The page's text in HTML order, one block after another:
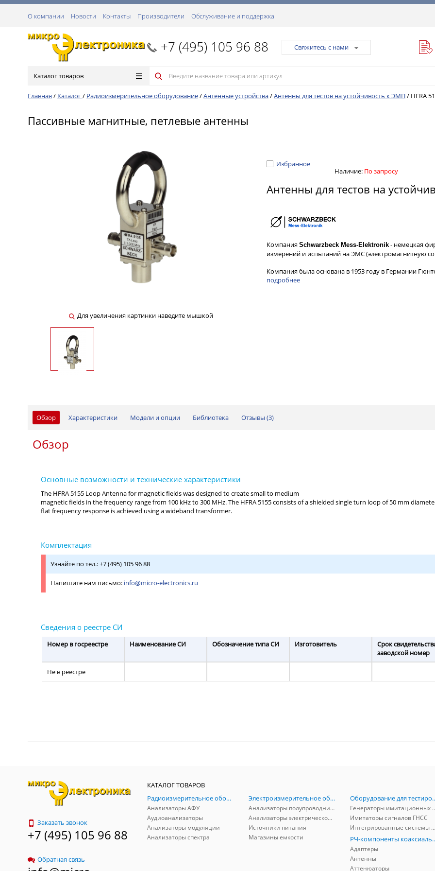
О компании Новости Контакты Производители Обслуживание и поддержка
+7 (495) 105 96 88 Свяжитесь с нами
Каталог товаров
Главная / Каталог/ Радиоизмерительное оборудование/Антенные устройства/Антенны для тестов на устойчивость к ЭМП/ HFRA
Пассивные магнитные, петлевые антенны
Для увеличения картинки наведите мышкой
Избранное
Наличие: По запросу
Антенны для тестов на
Компания Schwarzbeck Mess-Elektronik - немецкая
измерений и испытаний на ЭМС (электромагнитную
Компания была основана в 1953 году в Германии
подробнее
Обзор Характеристики Модели и опции Библиотека Отзывы (3)
Обзор
Узнайте по тел.: +7 (495) 105 96 88
Напишите нам письмо: info@micro-electronics.ru
Номер в госреестре
Не в реестре
Наименование СИ Обозначение типа СИ Изготовитель
Срок
заводской номер
Заказать звонок
+7 (495) 105 96 88
Обратная связь
КАТАЛОГ ТОВАРОВ
Радиоизмерительное оборудование
Анализаторы АФУ
Аудиоанализаторы
Анализаторы модуляции
Анализаторы спектра
Электроизмерительное оборудование
Анализаторы полупроводников
Анализаторы электрической мощности
Источники питания
Магазины емкости
Оборудование для
Генераторы
Имитаторы сигналов ГНСС
Интегрированные системы защиты от ГНСС-помех
РЧ-
Адаптеры
Антенны
Аттенюаторы